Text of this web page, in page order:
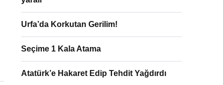
Urfa’da Korkutan Gerilim!
Seçime 1 Kala Atama
Atatürk’e Hakaret Edip Tehdit Yağdırdı